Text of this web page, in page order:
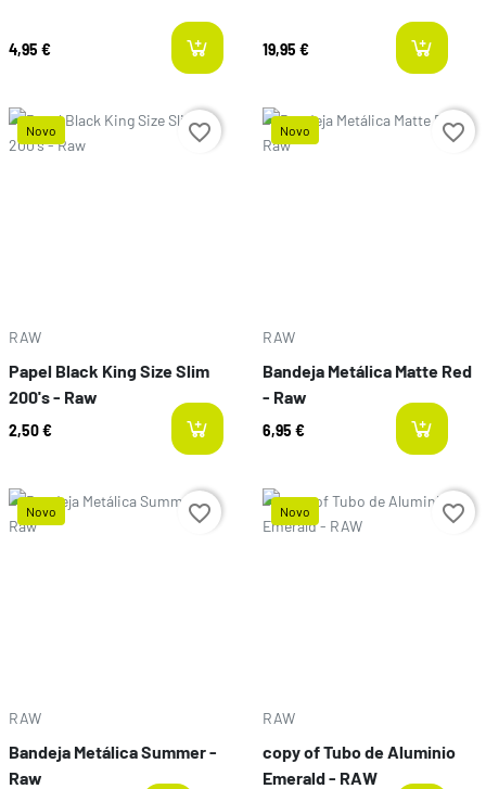
4,95 € 19,95 €
Novo
RAW
Papel Black King Size Slim
200's - Raw
2,50 €
favorite_border Novo
RAW
Bandeja Metálica Matte Red
- Raw
6,95 €
favorite_border
Novo
RAW
Bandeja Metálica Summer -
Raw
favorite_border Novo
RAW
copy of Tubo de Aluminio
Emerald - RAW
favorite_border